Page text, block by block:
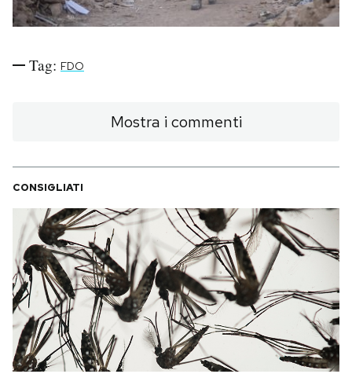
AREA PERSONALE
Area Personale
Newsletter
Notifiche mobile
Regala il Post
Hai bisogno di aiuto?
Esci
Tag: FDO
Mostra i commenti
CONSIGLIATI